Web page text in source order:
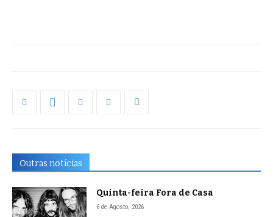
Outras notícias
Quinta-feira Fora de Casa
6 de Agosto, 2026